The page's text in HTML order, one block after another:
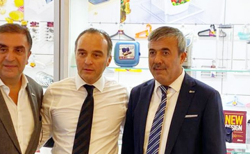
Only Europe 2022
Etkinliğinde Yerini Aldı
Fuar,Haber 11 Nisan 2022